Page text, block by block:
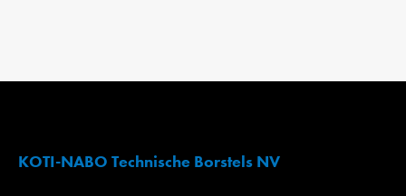
KOTI-NABO Technische Borstels NV